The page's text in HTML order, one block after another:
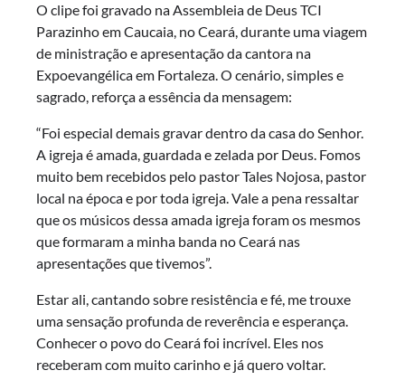
O clipe foi gravado na Assembleia de Deus TCI
Parazinho em Caucaia, no Ceará, durante uma viagem
de ministração e apresentação da cantora na
Expoevangélica em Fortaleza. O cenário, simples e
sagrado, reforça a essência da mensagem:
“Foi especial demais gravar dentro da casa do Senhor.
A igreja é amada, guardada e zelada por Deus. Fomos
muito bem recebidos pelo pastor Tales Nojosa, pastor
local na época e por toda igreja. Vale a pena ressaltar
que os músicos dessa amada igreja foram os mesmos
que formaram a minha banda no Ceará nas
apresentações que tivemos”.
Estar ali, cantando sobre resistência e fé, me trouxe
uma sensação profunda de reverência e esperança.
Conhecer o povo do Ceará foi incrível. Eles nos
receberam com muito carinho e já quero voltar.